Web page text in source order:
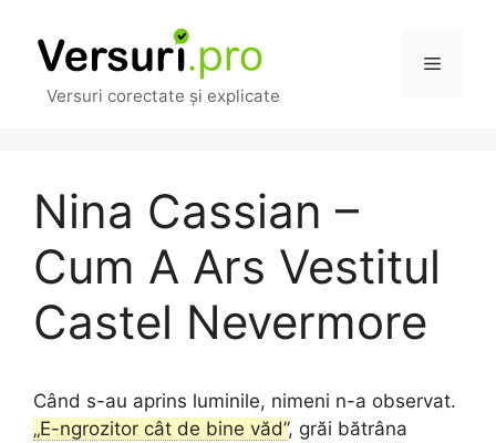
conținut
Versuri corectate și explicate
Meniu
Nina Cassian –
Cum A Ars Vestitul
Castel Nevermore
Când s-au aprins luminile, nimeni n-a observat.
„E-ngrozitor cât de bine văd”, grăi bătrâna